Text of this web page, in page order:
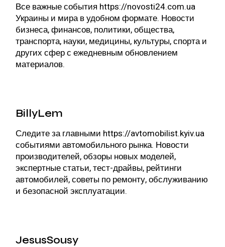
Все важные события https://novosti24.com.ua
Украины и мира в удобном формате. Новости
бизнеса, финансов, политики, общества,
транспорта, науки, медицины, культуры, спорта и
других сфер с ежедневным обновлением
материалов.
BillyLem
Следите за главными https://avtomobilist.kyiv.ua
событиями автомобильного рынка. Новости
производителей, обзоры новых моделей,
экспертные статьи, тест-драйвы, рейтинги
автомобилей, советы по ремонту, обслуживанию
и безопасной эксплуатации.
JesusSousy